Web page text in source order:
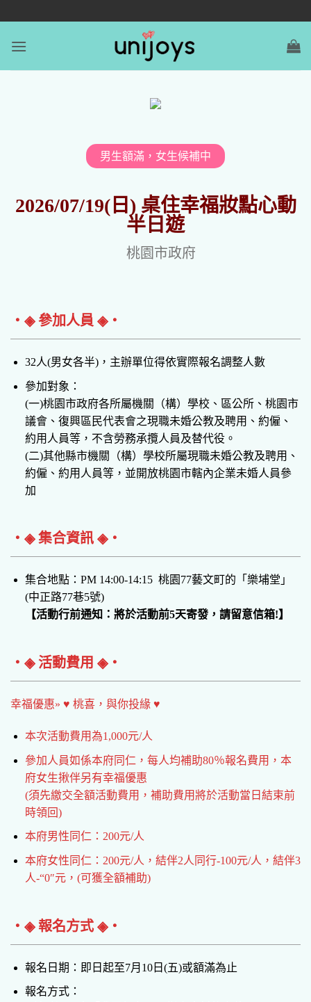
男生額滿，女生候補中
2026/07/19(日) 桌住幸福妝點心動
半日遊
桃園市政府
‧◈ 參加人員 ◈‧
32人(男女各半)，主辦單位得依實際報名調整人數
參加對象：
(一)桃園市政府各所屬機關（構）學校、區公所、桃園市
議會、復興區民代表會之現職未婚公教及聘用、約僱、
約用人員等，不含勞務承攬人員及替代役。
(二)其他縣市機關（構）學校所屬現職未婚公教及聘用、
約僱、約用人員等，並開放桃園市轄內企業未婚人員參
加
‧◈ 集合資訊 ◈‧
集合地點：PM 14:00-14:15 桃園77藝文町的「樂埔堂」
(中正路77巷5號)
【活動行前通知：將於活動前5天寄發，請留意信箱!】
‧◈ 活動費用 ◈‧
幸福優惠» ♥ 桃喜，與你投緣 ♥
本次活動費用為1,000元/人
參加人員如係本府同仁，每人均補助80％報名費用，本
府女生揪伴另有幸福優惠
(須先繳交全額活動費用，補助費用將於活動當日結束前
時領回)
本府男性同仁：200元/人
本府女性同仁：200元/人，結伴2人同行-100元/人，結伴3
人-“0″元，(可獲全額補助)
‧◈ 報名方式 ◈‧
報名日期：即日起至7月10日(五)或額滿為止
報名方式：